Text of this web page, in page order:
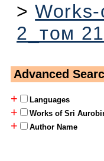
>
2_том
Advanced
+
Languages
+ Works of Sri
+ Author Name